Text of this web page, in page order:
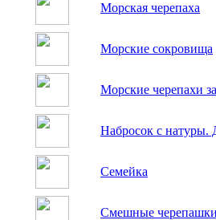
Морская черепаха
Морские сокровища
Морские черепахи
Набросок с
Семейка
Смешные